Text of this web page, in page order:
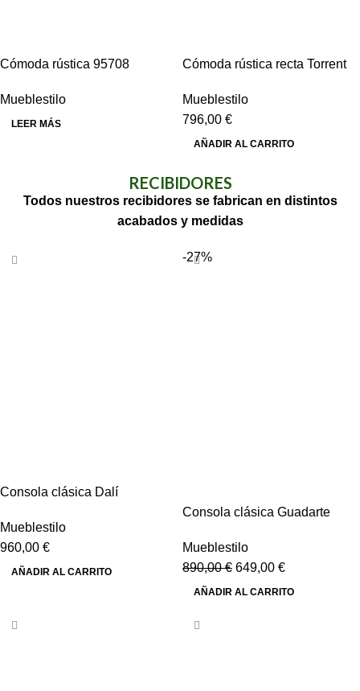
Cómoda rústica 95708
Mueblestilo
LEER MÁS
Cómoda rústica recta Torrent
Mueblestilo
796,00 €
AÑADIR AL CARRITO
RECIBIDORES
Todos nuestros recibidores se fabrican en distintos
acabados y medidas
Consola clásica Dalí
Mueblestilo
960,00 €
AÑADIR AL CARRITO
-27%
Consola clásica Guadarte
Mueblestilo
890,00€ 649,00 €
AÑADIR AL CARRITO